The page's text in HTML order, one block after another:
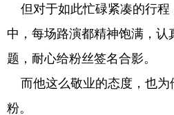
但对于如此忙碌紧凑的行程
中，每场路演都精神饱满，认
题，耐心给粉丝签名合影。
而他这么敬业的态度，也为
粉。